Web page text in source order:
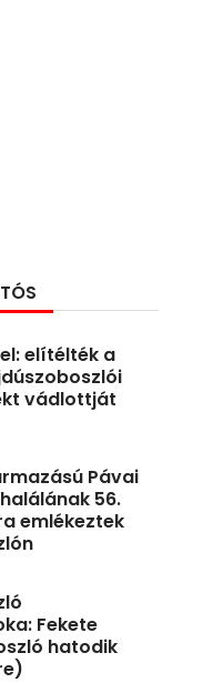
elítélték a
vádlottját
Pávai
56.
emlékeztek
Fekete
hatodik